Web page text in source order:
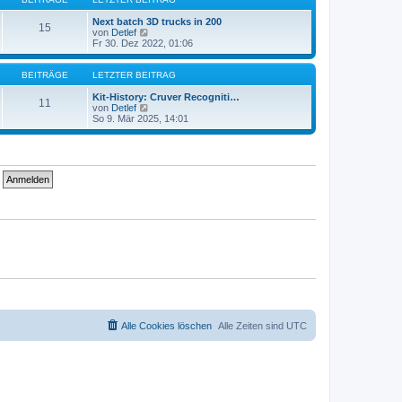
r
a
t
e
B
e
i
t
r
a
15
Next batch 3D trucks in 200
von Detlef
e
u
e
s
t
e
B
e
Fr 30. Dez 2022, 01:06
BEITRÄGE LETZTER BEITRAG
11
Kit-History: Cruver Recogniti…
von Detlef
e
u
So 9. Mär 2025, 14:01
Alle Zeiten sind UTC
Alle Cookies löschen